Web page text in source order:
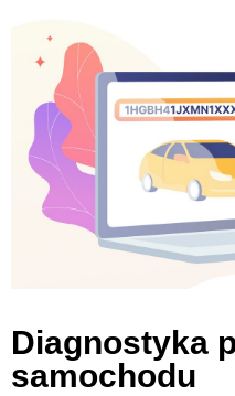
Diagnostyka
samochodu